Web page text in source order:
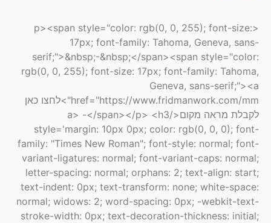
<p><span style="color: rgb(0, 0, 255); font-size:
17px; font-family: Tahoma, Geneva, sans-
serif;">&nbsp;-&nbsp;</span><span style="color:
rgb(0, 0, 255); font-size: 17px; font-family: Tahoma,
Geneva, sans-serif;"><a
href="https://www.fridmanwork.com/mm">לחצו כאן
לקבלת מראה מקום</a> -</span></p> <h3
style='margin: 10px 0px; color: rgb(0, 0, 0); font-
family: "Times New Roman"; font-style: normal; font-
variant-ligatures: normal; font-variant-caps: normal;
letter-spacing: normal; orphans: 2; text-align: start;
text-indent: 0px; text-transform: none; white-space:
normal; widows: 2; word-spacing: 0px; -webkit-text-
stroke-width: 0px; text-decoration-thickness: initial;